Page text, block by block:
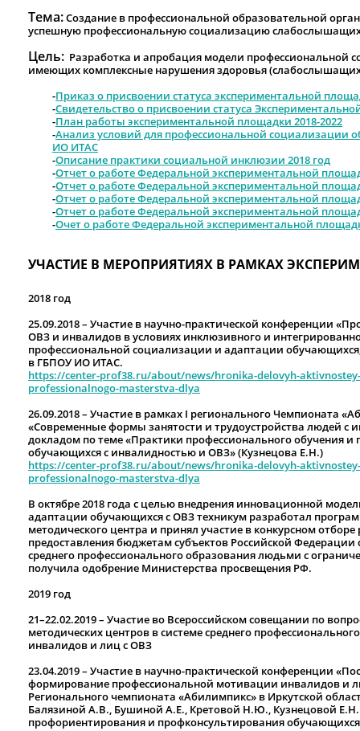
Тема:Создание в профессиональной образовательной
успешную профессиональную социализацию
Цель: Разработка и апробация модели
имеющих комплексные нарушения здоровья
-Приказ о присвоении статуса экспериментальной
-Свидетельство о присвоении статуса
-План работы экспериментальной площадки 2018-2022
-Анализ условий для профессиональной социализации
ИО ИТАС
-Описание практики социальной инклюзии 2018 год
-Отчет о работе Федеральной экспериментальной
-Отчет о работе Федеральной экспериментальной
-Отчет о работе Федеральной экспериментальной
-Отчет о работе Федеральной экспериментальной
-Очет о работе Федеральной экспериментальной
УЧАСТИЕ В МЕРОПРИЯТИЯХ В РАМКАХ
2018 год
25.09.2018 – Участие в научно-практической конференции
ОВЗ и инвалидов в условиях инклюзивного и
профессиональной социализации и адаптации
в ГБПОУ ИО ИТАС.
https://center-prof38.ru/about/news/hronika-delovyh-
professionalnogo-masterstva-dlya
26.09.2018 – Участие в рамках I регионального Чемпионата
«Современные формы занятости и трудоустройства людей с
докладом по теме «Практики профессионального обучения
обучающихся с инвалидностью и ОВЗ» (Кузнецова Е.Н.)
https://center-prof38.ru/about/news/hronika-delovyh-
professionalnogo-masterstva-dlya
В октябре 2018 года с целью внедрения инновационной
адаптации обучающихся с ОВЗ техникум разработал
методического центра и принял участие в конкурсном
предоставления бюджетам субъектов Российской
среднего профессионального образования людьми с
получила одобрение Министерства просвещения РФ.
2019 год
21–22.02.2019 – Участие во Всероссийском совещании по
методических центров в системе среднего
инвалидов и лиц с ОВЗ
23.04.2019 – Участие в научно-практической конференции
формирование профессиональной мотивации инвалидов и
Регионального чемпионата «Абилимпикс» в Иркутской
Балязиной А.В., Бушиной А.Е., Кретовой Н.Ю., Кузнецовой
профориентирования и профконсультирования